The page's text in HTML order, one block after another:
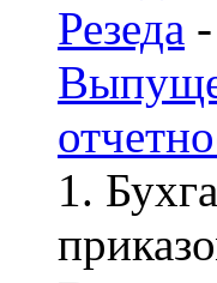
Резеда
1.